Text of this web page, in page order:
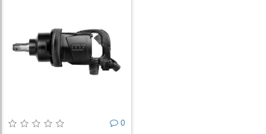
0